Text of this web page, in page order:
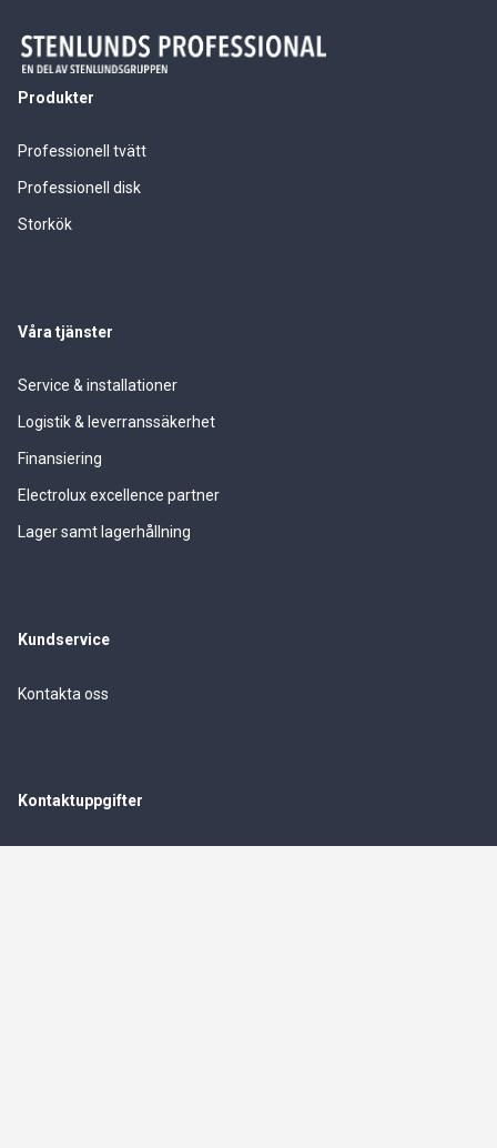
Produkter
Professionell tvätt
Professionell disk
Storkök
Våra tjänster
Service & installationer
Logistik & leverranssäkerhet
Finansiering
Electrolux excellence partner
Lager samt lagerhållning
Kundservice
Kontakta oss
Kontaktuppgifter